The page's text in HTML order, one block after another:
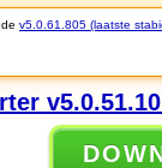
v5.0.61.805 (laatste